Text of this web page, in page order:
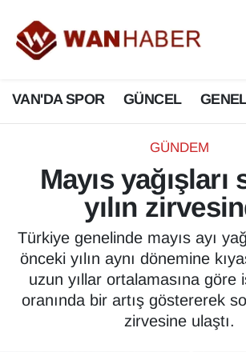
VAN'DA SPOR GÜNCEL
GÜNDEM
Mayıs yağışları
yılın
Türkiye genelinde mayıs ayı
önceki yılın aynı dönemine
uzun yıllar ortalamasına göre
oranında bir artış göstererek
zirvesine ulaştı.
3.SAYFA
ASAYİŞ
BİLİM VE TEKNOLOJİ
Biyografi
Bölge Haberleri
ÇEVRE
Deprem
Van Nöbetçi Eczaneler
Van Hava Durumu
Van Namaz Vakitleri
Van Trafik Yoğunluk Haritası
Süper Lig Puan Durumu ve
Tüm Manşetler
Son Dakika Haberleri